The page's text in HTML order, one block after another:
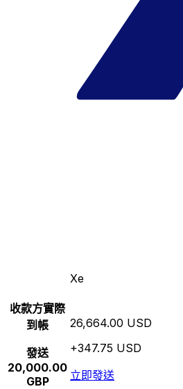
Xe
收款方實際
到帳
發送
20,000.00
GBP
26,664.00 USD
+347.75 USD
立即發送